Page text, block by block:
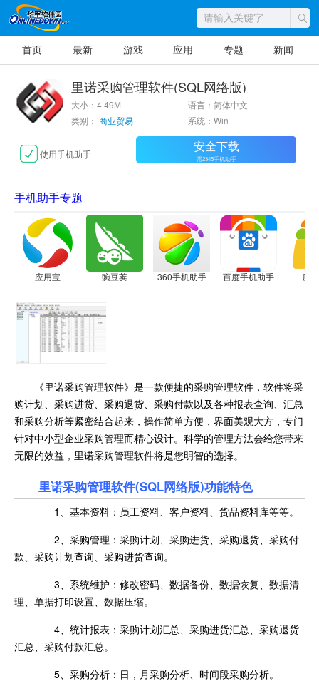
首页 最新 游戏 应用 专题 新闻
里诺采购管理软件(SQL网络版)
大小：4.49M
语言：简体中文
类别： 商业贸易 系统：Win
使用手机助手 安全下载
需2345手机助手
手机助手专题
应用宝 豌豆荚 360手机助手 百度手机助手 应
《里诺采购管理软件》是一款便捷的采购管理软件，软件将采
购计划、采购进货、采购退货、采购付款以及各种报表查询、汇总
和采购分析等紧密结合起来，操作简单方便，界面美观大方，专门
针对中小型企业采购管理而精心设计。科学的管理方法会给您带来
无限的效益，里诺采购管理软件将是您明智的选择。
里诺采购管理软件(SQL网络版)功能特色
1、基本资料：员工资料、客户资料、货品资料库等等。
2、采购管理：采购计划、采购进货、采购退货、采购付
款、采购计划查询、采购进货查询。
3、系统维护：修改密码、数据备份、数据恢复、数据清
理、单据打印设置、数据压缩。
4、统计报表：采购计划汇总、采购进货汇总、采购退货
汇总、采购付款汇总。
5、采购分析：日，月采购分析、时间段采购分析。